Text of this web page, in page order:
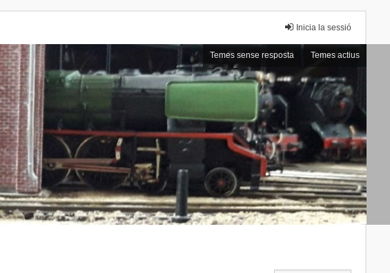
Inicia la sessió
Temes sense resposta Temes actius